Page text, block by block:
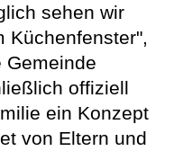
sehen wir
Küchenfenster",
Gemeinde
offiziell
ein Konzept
von Eltern und